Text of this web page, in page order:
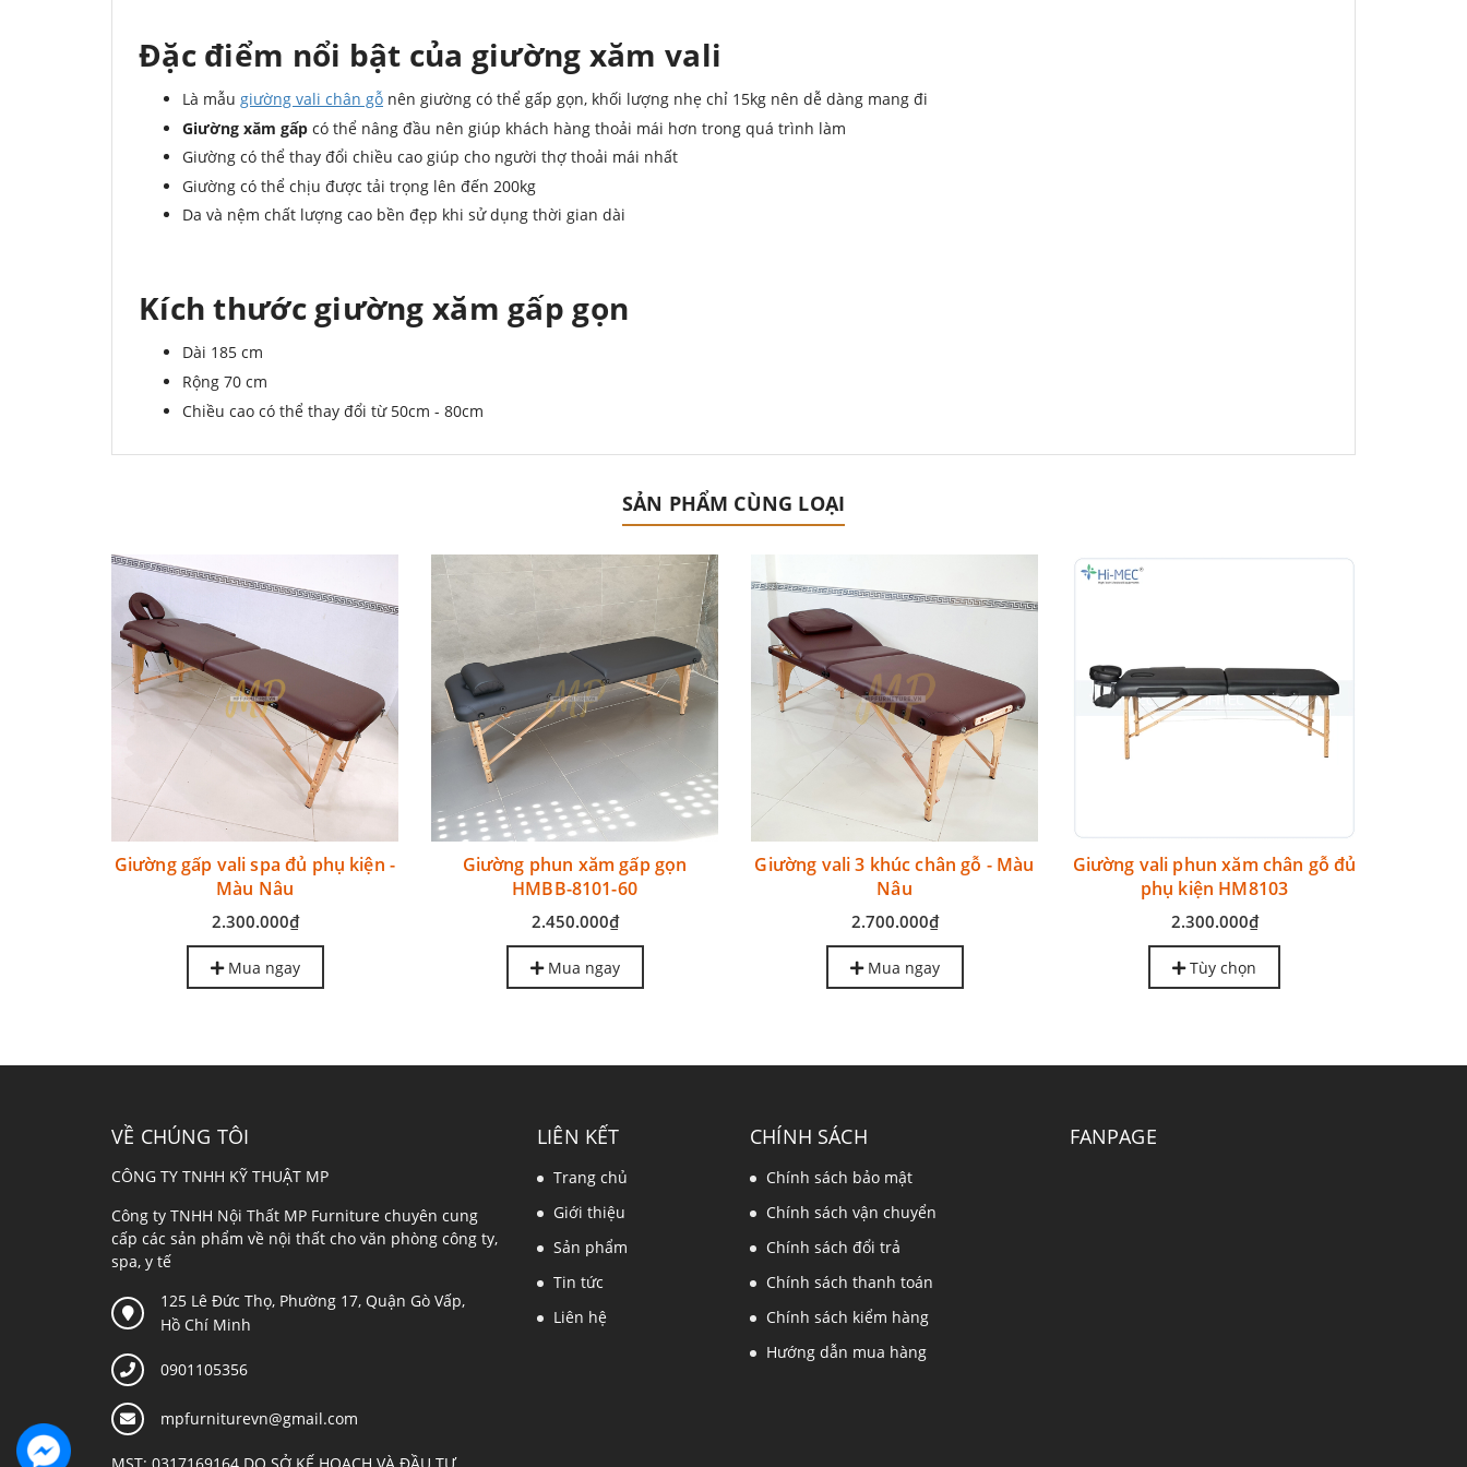
Đặc điểm nổi bật của giường xăm vali
Là mẫu giường vali chân gỗ nên giường có thể gấp gọn, khối lượng nhẹ chỉ 15kg nên dễ dàng mang đi
Giường xăm gấp có thể nâng đầu nên giúp khách hàng thoải mái hơn trong quá trình làm
Giường có thể thay đổi chiều cao giúp cho người thợ thoải mái nhất
Giường có thể chịu được tải trọng lên đến 200kg
Da và nệm chất lượng cao bền đẹp khi sử dụng thời gian dài
Kích thước giường xăm gấp gọn
Dài 185 cm
Rộng 70 cm
Chiều cao có thể thay đổi từ 50cm - 80cm
SẢN PHẨM CÙNG LOẠI
Giường gấp vali spa đủ phụ kiện -
Màu Nâu
2.300.000₫
Mua ngay
Giường phun xăm gấp gọn
HMBB-8101-60
2.450.000₫
Mua ngay
Giường vali 3 khúc chân gỗ - Màu
Nâu
2.700.000₫
Mua ngay
Giường vali phun xăm chân gỗ đủ
phụ kiện HM8103
2.300.000₫
Tùy chọn
VỀ CHÚNG TÔI
CÔNG TY TNHH KỸ THUẬT MP
Công ty TNHH Nội Thất MP Furniture chuyên cung
cấp các sản phẩm về nội thất cho văn phòng công ty,
spa, y tế
125 Lê Đức Thọ, Phường 17, Quận Gò Vấp,
Hồ Chí Minh
0901105356
mpfurniturevn@gmail.com
LIÊN KẾT
Trang chủ
Giới thiệu
Sản phẩm
Tin tức
Liên hệ
CHÍNH SÁCH
Chính sách bảo mật
Chính sách vận chuyển
Chính sách đổi trả
Chính sách thanh toán
Chính sách kiểm hàng
Hướng dẫn mua hàng
FANPAGE